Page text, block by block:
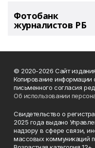
Фотобанк
журналистов РБ
© 2020-2026 Сайт
Копирование информации
письменного согласия
Об использовании
Свидетельство о
2025 года выдано
надзору в сфере связи,
массовых коммуникаций